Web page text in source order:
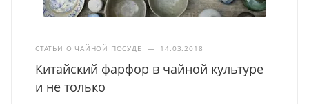
СТАТЬИ О ЧАЙНОЙ ПОСУДЕ — 14.03.2018
Китайский фарфор в чайной культуре
и не только